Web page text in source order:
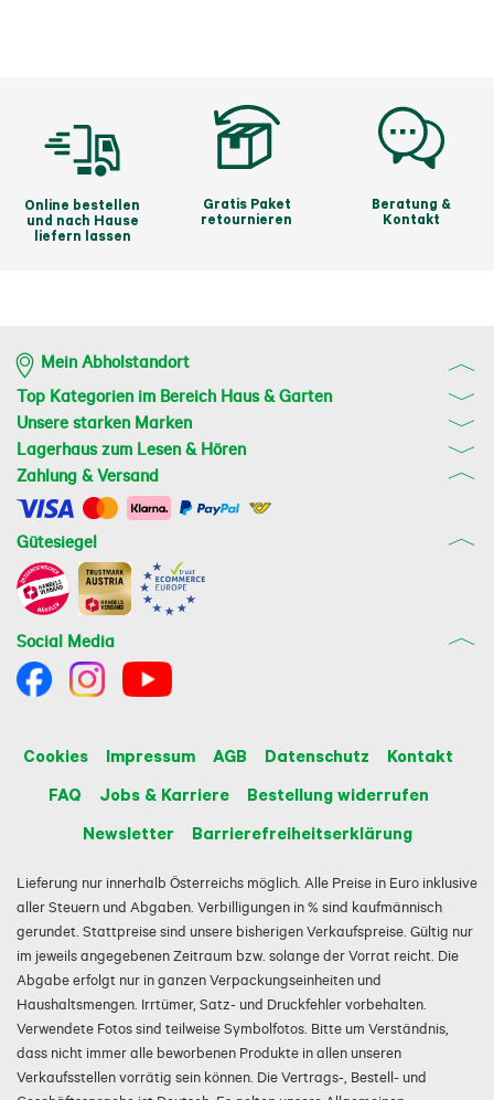
Online bestellen
und nach Hause
liefern lassen
Gratis Paket
retournieren
Beratung &
Kontakt
Mein Abholstandort
Top Kategorien im Bereich Haus & Garten
Unsere starken Marken
Lagerhaus zum Lesen & Hören
Zahlung & Versand
Gütesiegel
Social Media
Cookies Impressum AGB Datenschutz
Kontakt
FAQ
Jobs & Karriere
Bestellung widerrufen
Newsletter
Barrierefreiheitserklärung
Lieferung nur innerhalb Österreichs möglich. Alle Preise in Euro inklusive
aller Steuern und Abgaben. Verbilligungen in % sind kaufmännisch
gerundet. Stattpreise sind unsere bisherigen Verkaufspreise. Gültig nur
im jeweils angegebenen Zeitraum bzw. solange der Vorrat reicht. Die
Abgabe erfolgt nur in ganzen Verpackungseinheiten und
Haushaltsmengen. Irrtümer, Satz- und Druckfehler vorbehalten.
Verwendete Fotos sind teilweise Symbolfotos. Bitte um Verständnis,
dass nicht immer alle beworbenen Produkte in allen unseren
Verkaufsstellen vorrätig sein können. Die Vertrags-, Bestell- und